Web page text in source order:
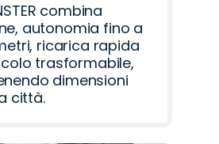
combina
autonomia fino a
ricarica rapida
trasformabile,
dimensioni
città.